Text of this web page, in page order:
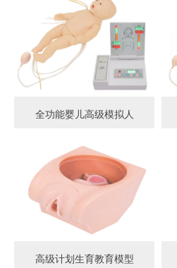
全功能婴儿高级模拟人
高级计划生育教育模型